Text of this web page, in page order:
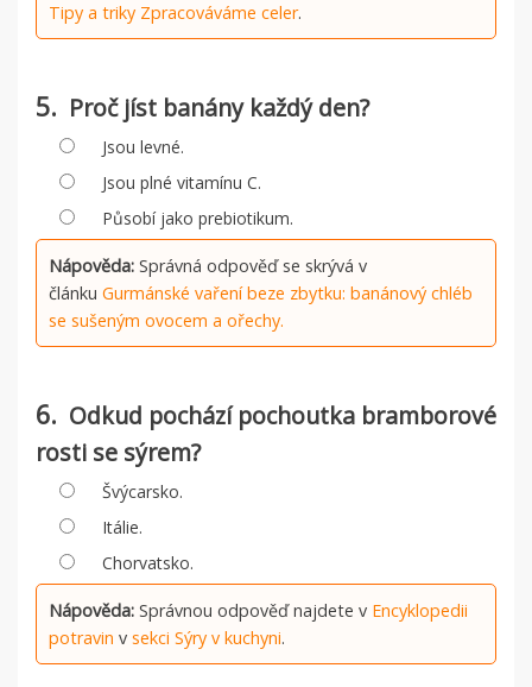
Tipy a triky Zpracováváme celer.
5. Proč jíst banány každý den?
Jsou levné.
Jsou plné vitamínu C.
Působí jako prebiotikum.
Nápověda: Správná odpověď se skrývá v
článku Gurmánské vaření beze zbytku: banánový chléb
se sušeným ovocem a ořechy.
6. Odkud pochází pochoutka bramborové
rosti se sýrem?
Švýcarsko.
Itálie.
Chorvatsko.
Nápověda: Správnou odpověď najdete v Encyklopedii
potravin v sekci Sýry v kuchyni.